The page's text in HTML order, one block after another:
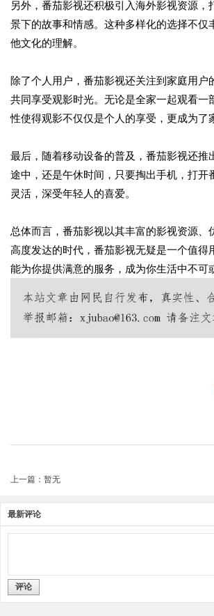
另外，番茄影视还积极引入海外影视资源
景下的故事和情感。这种多样化的选择不
他文化的理解。
除了个人用户，番茄影视还关注到家庭用
共同享受观影时光。无论是全家一起观看
性使得观影不仅仅是个人的享受，更成为
最后，随着移动设备的普及，番茄影视还
途中，还是午休时间，只要掏出手机，打
灵活，深受年轻人的喜爱。
总体而言，番茄影视以其丰富的影视资源
高度发达的时代，番茄影视无疑是一个值
能为你提供满意的服务，成为你生活中不可
上一篇：暂无
最新评论
评论